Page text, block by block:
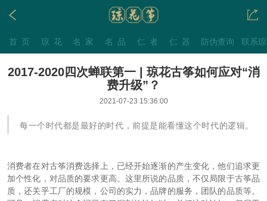
首页 琼花 名家 名品 仁者 仁器 防伪查询 联系
2017-2020四次蝉联第一 | 琼花古筝如何应对“消
费升级”？
2021-07-23 15:36:00
每一个时代都是最好的时代，前提是能看懂这个时代的逻辑。
消费者在对古筝消费选择上，已经开始逐渐的产生变化，他们追求更
加个性化，对品质的要求更高。这里所说的品质，不仅局限于古筝品
质，还关乎工厂的规模，公司的实力，品牌的服务，团队的品质等。